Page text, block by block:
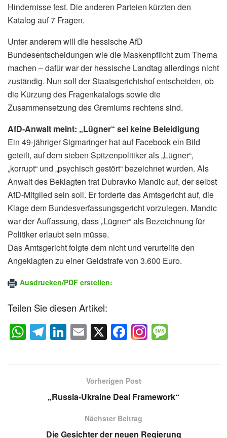
Hindernisse fest. Die anderen Parteien kürzten den
Katalog auf 7 Fragen.
Unter anderem will die hessische AfD
Bundesentscheidungen wie die Maskenpflicht zum Thema
machen – dafür war der hessische Landtag allerdings nicht
zuständig. Nun soll der Staatsgerichtshof entscheiden, ob
die Kürzung des Fragenkatalogs sowie die
Zusammensetzung des Gremiums rechtens sind.
AfD-Anwalt meint: „Lügner“ sei keine Beleidigung
Ein 49-jähriger Sigmaringer hat auf Facebook ein Bild
geteilt, auf dem sieben Spitzenpolitiker als „Lügner“,
„korrupt“ und „psychisch gestört“ bezeichnet wurden. Als
Anwalt des Beklagten trat Dubravko Mandic auf, der selbst
AfD-Mitglied sein soll. Er forderte das Amtsgericht auf, die
Klage dem Bundesverfassungsgericht vorzulegen. Mandic
war der Auffassung, dass „Lügner“ als Bezeichnung für
Politiker erlaubt sein müsse.
Das Amtsgericht folgte dem nicht und verurteilte den
Angeklagten zu einer Geldstrafe von 3.600 Euro.
Ausdrucken/PDF erstellen:
Teilen Sie diesen Artikel:
W
h
T
el
a
Li
n
dI
E
m
X F
a
e
b
o
o
g
Vorherigen Post
„Russia-Ukraine Deal Framework“
Nächster Beitrag
Die Gesichter der neuen Regierung